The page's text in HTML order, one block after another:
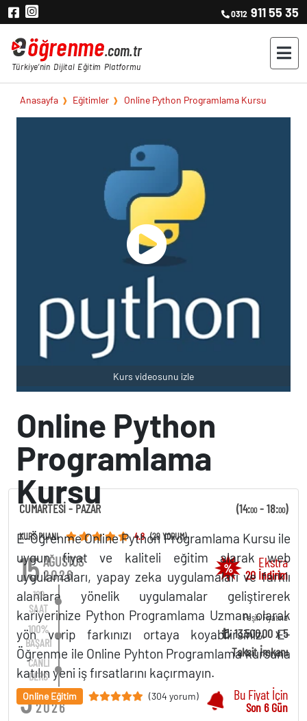
0312 911 55 35
Anasayfa Eğitimler Online Python Programlama Kursu
Kurs videosunu izle
Online Python
Programlama
Kursu
E-Öğrenme Online Python Programlama Kursu ile
uygun fiyat ve kaliteli eğitim alarak web
uygulamaları, yapay zeka uygulamaları ve farklı
alanlara yönelik uygulamalar geliştirerek
kariyerinize Python Programlama Uzmanı olarak
yön verip farkınızı ortaya koyabilirsiniz. E-
Öğrenme ile Online Pyhton Programlama kursuna
katılın yeni iş fırsatlarını kaçırmayın.
Online Eğitim (304 yorum)
CUMARTESİ - PAZAR (14:00- 18:00)
KURS PUANI 4.8 (29 YORUM)
15 AĞUSTOS
2026
% Ekstra
20 İndirim
128
SAAT
100%
BAŞARI
CANLI
DERS
Peşin Fiyatına
13.500,00 x 5
Taksit İmkanı
5 ARALIK
2026
Bu Fiyat İçin
Son 6 Gün